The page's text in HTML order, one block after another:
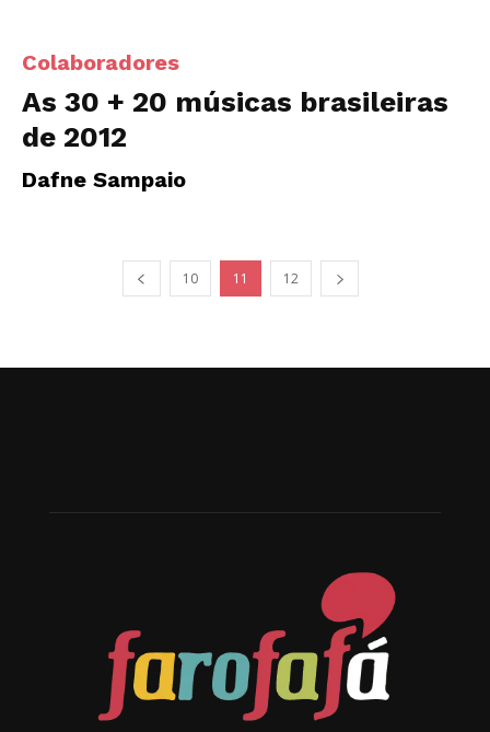
Colaboradores
As 30 + 20 músicas brasileiras
de 2012
Dafne Sampaio
10 11 12